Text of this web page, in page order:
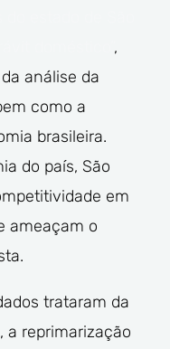
,
análise da
como a
brasileira.
do país, São
em
ameaçam o
trataram da
a reprimarização